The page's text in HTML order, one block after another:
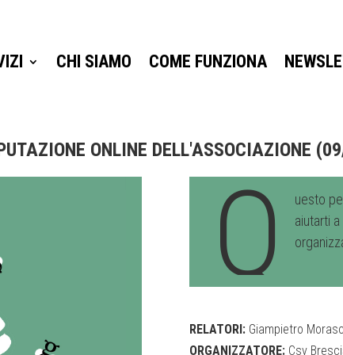
CHI SIAMO COME FUNZIONA
CHI SIAMO COME FUNZIONA
ONLINE DELL'ASSOCIAZIONE
Q
uesto
aiutarti
RELATORI:Giampietro
ORGANIZZATORE:Csv